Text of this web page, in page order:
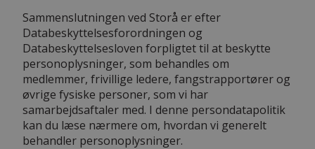
Sammenslutningen ved Storå er efter
Databeskyttelsesforordningen og
Databeskyttelsesloven forpligtet til at beskytte
personoplysninger, som behandles om
medlemmer, frivillige ledere, fangstrapportører og
øvrige fysiske personer, som vi har
samarbejdsaftaler med. I denne persondatapolitik
kan du læse nærmere om, hvordan vi generelt
behandler personoplysninger.